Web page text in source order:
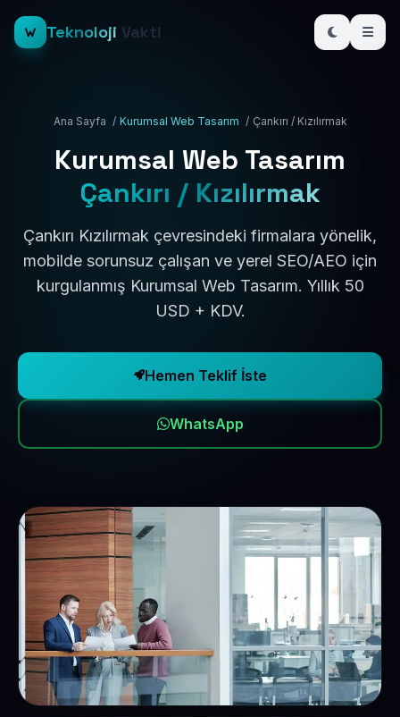
Teknoloji Vakti
Ana Sayfa / Kurumsal Web Tasarım / Çankırı / Kızılırmak
Kurumsal Web Tasarım
Çankırı / Kızılırmak
Çankırı Kızılırmak çevresindeki firmalara yönelik,
mobilde sorunsuz çalışan ve yerel SEO/AEO için
kurgulanmış Kurumsal Web Tasarım. Yıllık 50
USD + KDV.
Hemen Teklif İste
WhatsApp